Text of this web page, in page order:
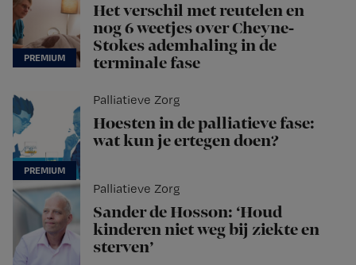
Het verschil met reutelen en
nog 6 weetjes over Cheyne-
Stokes ademhaling in de
terminale fase
Palliatieve Zorg
Hoesten in de palliatieve fase:
wat kun je ertegen doen?
Palliatieve Zorg
Sander de Hosson: ‘Houd
kinderen niet weg bij ziekte en
sterven’